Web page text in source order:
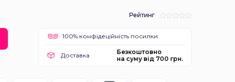
Рейтинг
100% конфідеційність посилки
Доставка
Безкоштовно
на суму від 700 грн.